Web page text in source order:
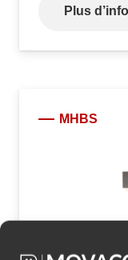
Plus d’info
MHBS